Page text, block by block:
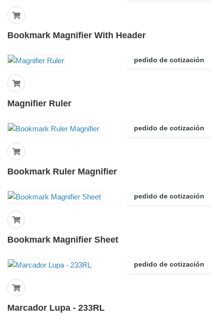
Bookmark Magnifier With Header
pedido de cotización
Magnifier Ruler
pedido de cotización
Bookmark Ruler Magnifier
pedido de cotización
Bookmark Magnifier Sheet
pedido de cotización
Marcador Lupa - 233RL